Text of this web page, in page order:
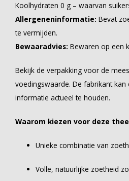
Koolhydraten 0 g – waarvan
Allergeneninformatie: Bevat
te vermijden.
Bewaaradvies: Bewaren op een
Bekijk de verpakking voor de
voedingswaarde. De fabrikant
informatie actueel te houden.
Waarom kiezen voor deze
Unieke combinatie van
Volle, natuurlijke zoetheid